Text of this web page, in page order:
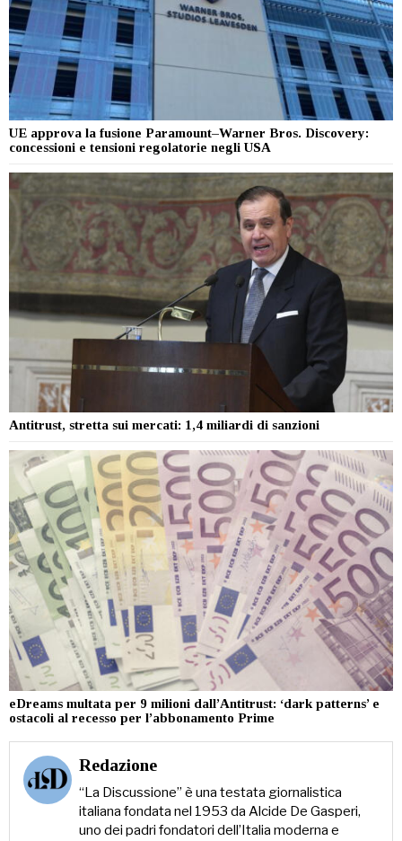
UE approva la fusione Paramount–Warner Bros. Discovery:
concessioni e tensioni regolatorie negli USA
Antitrust, stretta sui mercati: 1,4 miliardi di sanzioni
eDreams multata per 9 milioni dall’Antitrust: ‘dark patterns’ e
ostacoli al recesso per l’abbonamento Prime
Redazione
“La Discussione” è una testata giornalistica
italiana fondata nel 1953 da Alcide De Gasperi,
uno dei padri fondatori dell’Italia moderna e